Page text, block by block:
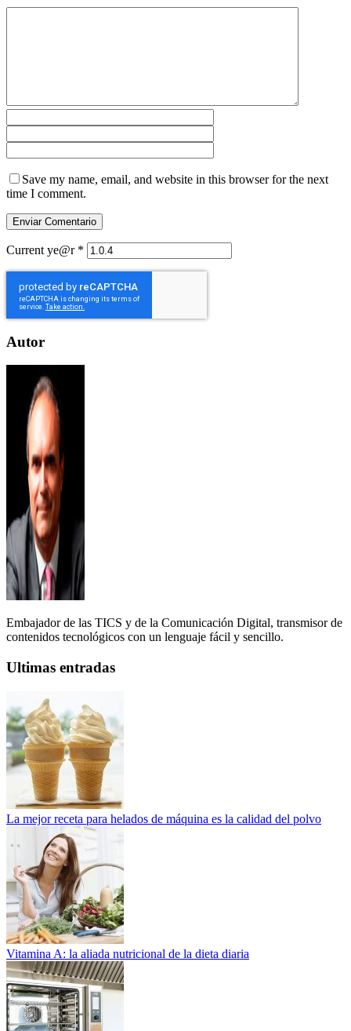
Save my name, email, and website in this browser for the next
time I comment.
Current ye@r *
Autor
Embajador de las TICS y de la Comunicación Digital, transmisor de
contenidos tecnológicos con un lenguaje fácil y sencillo.
Ultimas entradas
La mejor receta para helados de máquina es la calidad del polvo
Vitamina A: la aliada nutricional de la dieta diaria